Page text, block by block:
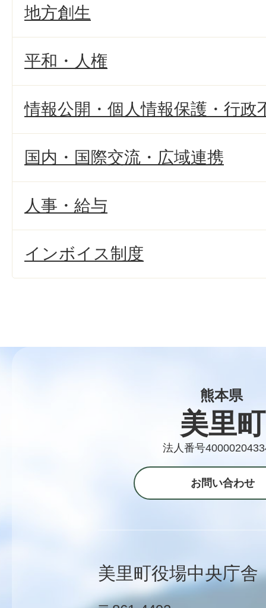
地方創生
平和・人権
情報公開・個人情報保護・行政
国内・国際交流・広域連携
人事・給与
インボイス制度
熊本県
美里町
法人番号
お問い合わせ
美里町役場中央庁舎